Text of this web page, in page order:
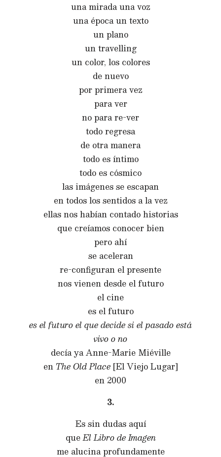
una mirada una voz
una época un texto
un plano
un travelling
un color, los colores
de nuevo
por primera vez
para ver
no para re-ver
todo regresa
de otra manera
todo es íntimo
todo es cósmico
las imágenes se escapan
en todos los sentidos a la vez
ellas nos habían contado historias
que creíamos conocer bien
pero ahí
se aceleran
re-configuran el presente
nos vienen desde el futuro
el cine
es el futuro
es el futuro el que decide si el pasado está
vivo o no
decía ya Anne-Marie Miéville
enThe Old Place[El Viejo Lugar]
en 2000
3.
Es sin dudas aquí
queEl Libro de Imagen
me alucina profundamente